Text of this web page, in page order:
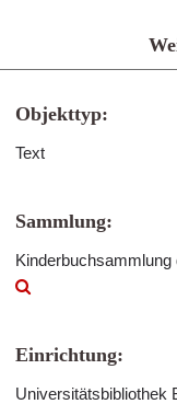
Objekttyp:
Text
Sammlung:
Einrichtung:
Universitätsbibliothek